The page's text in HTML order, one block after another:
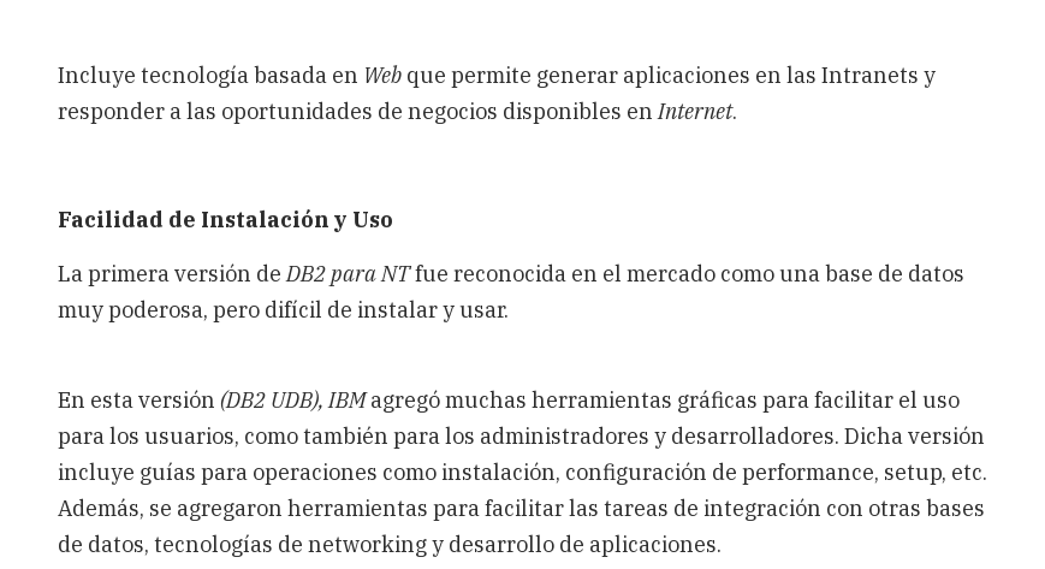
Incluye tecnología basada en Web que permite generar aplicaciones en las Intranets y
responder a las oportunidades de negocios disponibles enInternet.
Facilidad de Instalación y Uso
La primera versión deDB2 para NTfue reconocida en el mercado como una base de datos
muy poderosa, pero difícil de instalar y usar.
En esta versión (DB2 UDB), IBMagregó muchas herramientas gráficas para facilitar el uso
para los usuarios, como también para los administradores y desarrolladores. Dicha versión
incluye guías para operaciones como instalación, configuración de performance, setup, etc.
Además, se agregaron herramientas para facilitar las tareas de integración con otras bases
de datos, tecnologías de networking y desarrollo de aplicaciones.